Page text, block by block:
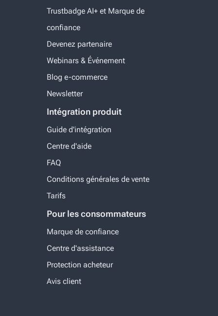
Trustbadge AI+ et Marque de
confiance
Devenez partenaire
Webinars & Événement
Blog e-commerce
Newsletter
Intégration produit
Guide d'intégration
Centre d'aide
FAQ
Conditions générales de vente
Tarifs
Pour les consommateurs
Marque de confiance
Centre d'assistance
Protection acheteur
Avis client